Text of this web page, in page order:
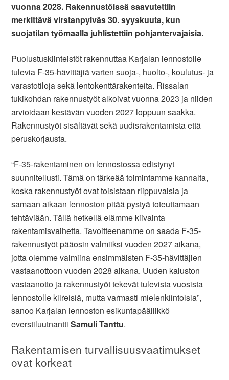
vuonna 2028. Rakennustöissä saavutettiin
merkittävä virstanpylväs 30. syyskuuta, kun
suojatilan työmaalla juhlistettiin pohjantervajaisia.
Puolustuskiinteistöt rakennuttaa Karjalan lennostolle
tulevia F-35-hävittäjiä varten suoja-, huolto-, koulutus- ja
varastotiloja sekä lentokenttärakenteita. Rissalan
tukikohdan rakennustyöt alkoivat vuonna 2023 ja niiden
arvioidaan kestävän vuoden 2027 loppuun saakka.
Rakennustyöt sisältävät sekä uudisrakentamista että
peruskorjausta.
“F-35-rakentaminen on lennostossa edistynyt
suunnitellusti. Tämä on tärkeää toimintamme kannalta,
koska rakennustyöt ovat toisistaan riippuvaisia ja
samaan aikaan lennoston pitää pystyä toteuttamaan
tehtäviään. Tällä hetkellä elämme kiivainta
rakentamisvaihetta. Tavoitteenamme on saada F-35-
rakennustyöt pääosin valmiiksi vuoden 2027 aikana,
jotta olemme valmiina ensimmäisten F-35-hävittäjien
vastaanottoon vuoden 2028 aikana. Uuden kaluston
vastaanotto ja rakennustyöt tekevät tulevista vuosista
lennostolle kiireisiä, mutta varmasti mielenkiintoisia”,
sanoo Karjalan lennoston esikuntapäällikkö
everstiluutnanttiSamuli Tanttu.
Rakentamisen turvallisuusvaatimukset
ovat korkeat